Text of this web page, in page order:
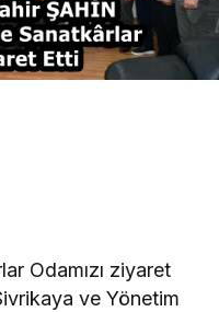
Odamızı ziyaret
ve Yönetim